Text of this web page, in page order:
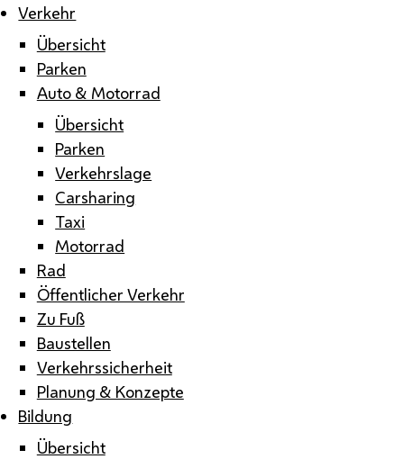
Verkehr
Übersicht
Parken
Auto & Motorrad
Übersicht
Parken
Verkehrslage
Carsharing
Taxi
Motorrad
Rad
Öffentlicher Verkehr
Zu Fuß
Baustellen
Verkehrssicherheit
Planung & Konzepte
Bildung
Übersicht